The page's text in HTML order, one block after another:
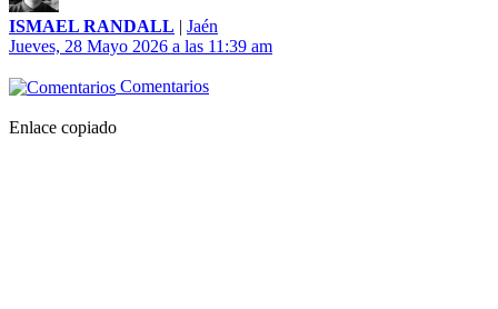
ISMAEL RANDALL | Jaén
Jueves, 28 Mayo 2026 a las 11:39 am
Comentarios
Enlace copiado